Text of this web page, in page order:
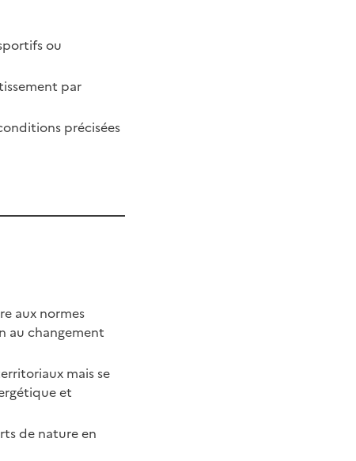
ou
par
précisées
aux normes
au changement
mais se
et
de nature en